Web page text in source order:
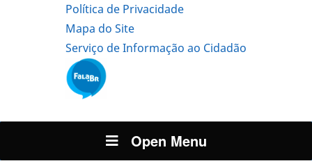
Política de Privacidade
Mapa do Site
Serviço de Informação ao Cidadão
Open Menu